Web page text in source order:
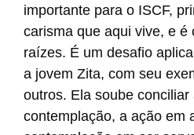
importante para o ISCF,
carisma que aqui vive, e é
raízes. É um desafio
a jovem Zita, com seu
outros. Ela soube conciliar
contemplação, a ação em